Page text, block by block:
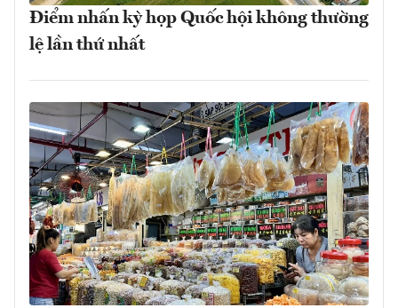
Điểm nhấn kỳ họp Quốc hội không thường
lệ lần thứ nhất